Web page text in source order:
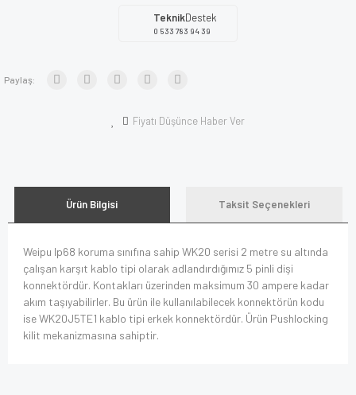
TeknikDestek
0 533 783 94 39
Paylaş:
Fiyatı Düşünce Haber Ver
Ürün Bilgisi Taksit Seçenekleri
Weipu Ip68 koruma sınıfına sahip WK20 serisi 2 metre su altında
çalışan karşıt kablo tipi olarak adlandırdığımız 5 pinli dişi
konnektördür. Kontakları üzerinden maksimum 30 ampere kadar
akım taşıyabilirler. Bu ürün ile kullanılabilecek konnektörün kodu
ise WK20J5TE1 kablo tipi erkek konnektördür. Ürün Pushlocking
kilit mekanizmasına sahiptir.